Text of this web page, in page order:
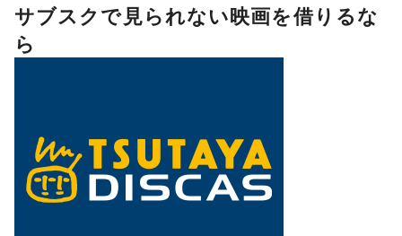
サブスクで見られない映画を借りるな
ら